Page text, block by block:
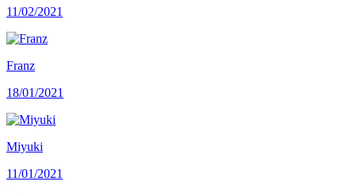
11/02/2021
Franz
18/01/2021
Miyuki
11/01/2021